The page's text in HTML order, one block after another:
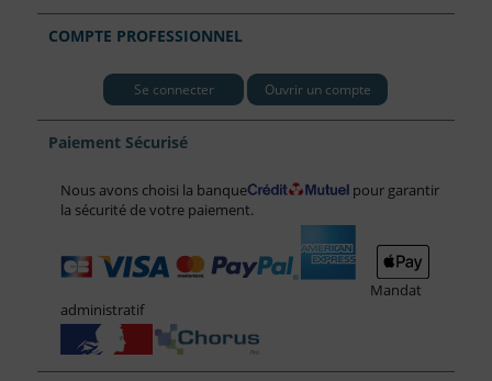
COMPTE PROFESSIONNEL
Se connecter Ouvrir un compte
Paiement Sécurisé
Nous avons choisi la banque
pour garantir
la sécurité de votre paiement.
Mandat
administratif